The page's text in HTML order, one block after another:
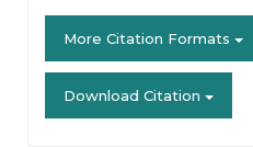
More Citation Formats
Download Citation